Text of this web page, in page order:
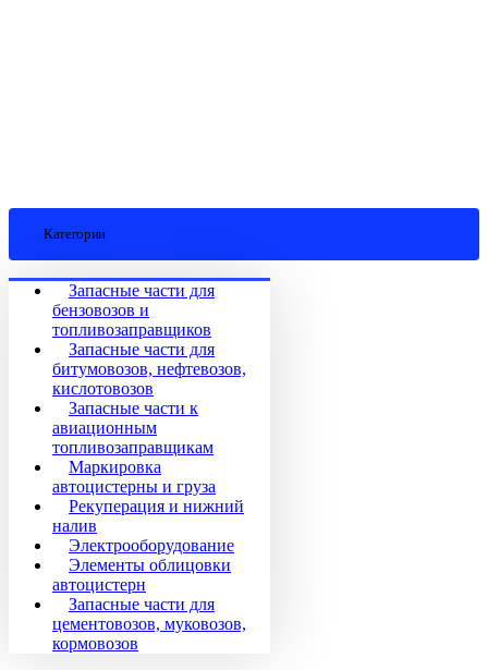
Категории
Запасные части для
бензовозов и
топливозаправщиков
Запасные части для
битумовозов, нефтевозов,
кислотовозов
Запасные части к
авиационным
топливозаправщикам
Маркировка
автоцистерны и груза
Рекуперация и нижний
налив
Электрооборудование
Элементы облицовки
автоцистерн
Запасные части для
цементовозов, муковозов,
кормовозов